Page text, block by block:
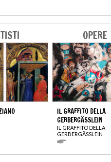
OPERE
IL GRAFFITO DELLA
GERBERGÄSSLEIN
IL GRAFFITO DELLA
GERBERGÄSSLEIN